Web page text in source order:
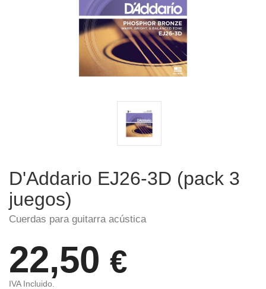
D'Addario EJ26-3D (pack 3
juegos)
Cuerdas para guitarra acústica
22,50 €
IVA Incluido.